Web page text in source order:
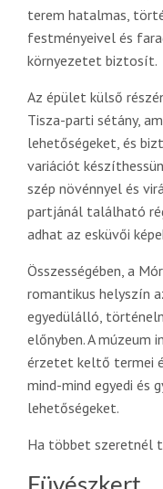
terem hatalmas,
festményeivel és
környezetet biztosít.
Az épület külső
Tisza-parti sétány,
lehetőségeket, és
variációt
szép növénnyel és
partjánál található
adhat az esküvői
Összességében, a
romantikus helyszín
egyedülálló,
előnyben. A múzeum
érzetet keltő termei
mind-mind egyedi és
lehetőségeket.
Ha többet szeretnél